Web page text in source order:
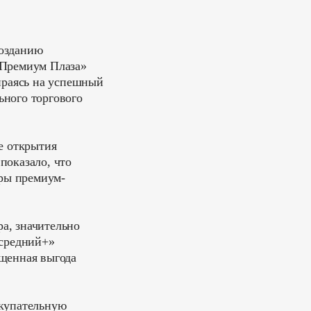
Плаза»
на успешный
торгового
открытия
что
премиум-
значительно
выгода